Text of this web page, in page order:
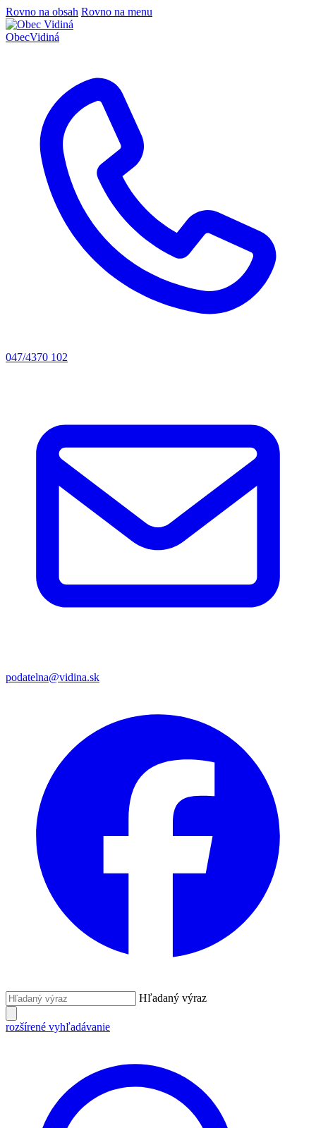
Rovno na obsah Rovno na menu
ObecVidiná
047/4370 102
podatelna@vidina.sk
Hľadaný výraz
rozšírené vyhľadávanie